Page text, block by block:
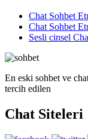
Chat Sohbet
Chat Sohbet
Sesli cinsel
En eski sohbet ve
tercih edilen
Chat Siteleri